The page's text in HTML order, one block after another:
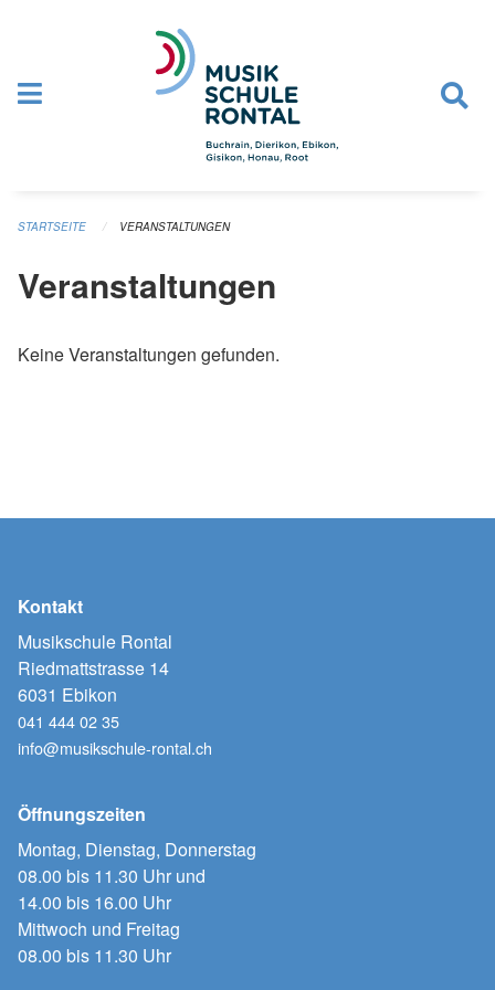
STARTSEITE VERANSTALTUNGEN
Veranstaltungen
Keine Veranstaltungen gefunden.
Kontakt
Musikschule Rontal
Riedmattstrasse 14
6031 Ebikon
041 444 02 35
info@musikschule-rontal.ch
Öffnungszeiten
Montag, Dienstag, Donnerstag
08.00 bis 11.30 Uhr und
14.00 bis 16.00 Uhr
Mittwoch und Freitag
08.00 bis 11.30 Uhr